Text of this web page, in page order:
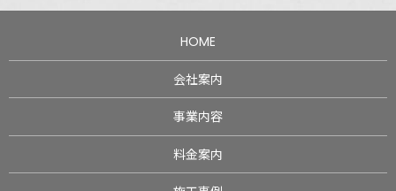
HOME
会社案内
事業内容
料金案内